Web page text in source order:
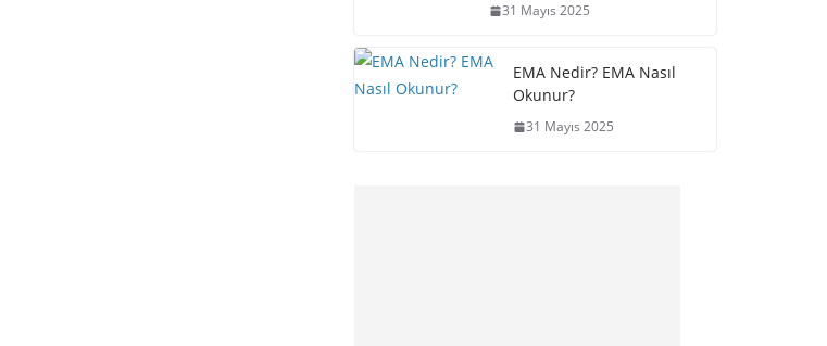
31 Mayıs 2025
EMA Nedir? EMA Nasıl
Okunur?
31 Mayıs 2025